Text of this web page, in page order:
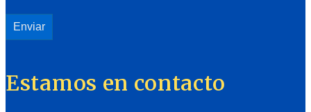
Estamos en contacto